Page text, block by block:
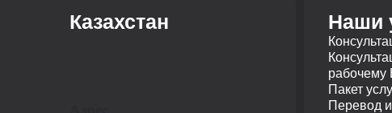
Казахстан Наши
Пакет
Перевод